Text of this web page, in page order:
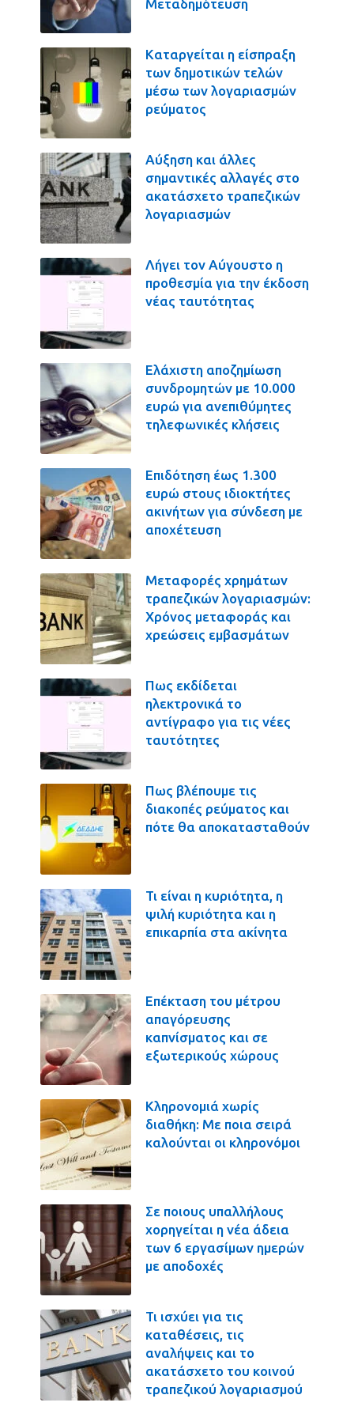
Μεταδημότευση
Καταργείται η είσπραξη
των δημοτικών τελών
μέσω των λογαριασμών
ρεύματος
Αύξηση και άλλες
σημαντικές αλλαγές στο
ακατάσχετο τραπεζικών
λογαριασμών
Λήγει τον Αύγουστο η
προθεσμία για την έκδοση
νέας ταυτότητας
Ελάχιστη αποζημίωση
συνδρομητών με 10.000
ευρώ για ανεπιθύμητες
τηλεφωνικές κλήσεις
Επιδότηση έως 1.300
ευρώ στους ιδιοκτήτες
ακινήτων για σύνδεση με
αποχέτευση
Μεταφορές χρημάτων
τραπεζικών λογαριασμών:
Χρόνος μεταφοράς και
χρεώσεις εμβασμάτων
Πως εκδίδεται
ηλεκτρονικά το
αντίγραφο για τις νέες
ταυτότητες
Πως βλέπουμε τις
διακοπές ρεύματος και
πότε θα αποκατασταθούν
Τι είναι η κυριότητα, η
ψιλή κυριότητα και η
επικαρπία στα ακίνητα
Επέκταση του μέτρου
απαγόρευσης
καπνίσματος και σε
εξωτερικούς χώρους
Κληρονομιά χωρίς
διαθήκη: Με ποια σειρά
καλούνται οι κληρονόμοι
Σε ποιους υπαλλήλους
χορηγείται η νέα άδεια
των 6 εργασίμων ημερών
με αποδοχές
Τι ισχύει για τις
καταθέσεις, τις
αναλήψεις και το
ακατάσχετο του κοινού
τραπεζικού λογαριασμού